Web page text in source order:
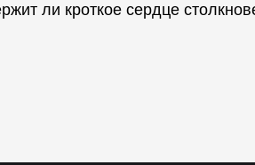
ли кроткое сердце